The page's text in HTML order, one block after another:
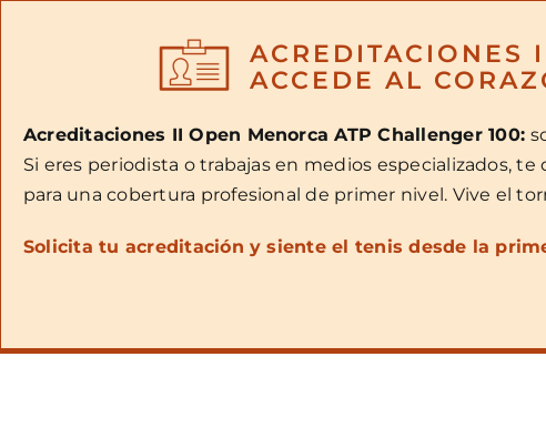
ACREDITACIONES
ACCEDE AL
Acreditaciones II Open Menorca ATP Challenger 100:
Si eres periodista o trabajas en medios especializados,
para una cobertura profesional de primer nivel. Vive el
Solicita tu acreditación y siente el tenis desde la